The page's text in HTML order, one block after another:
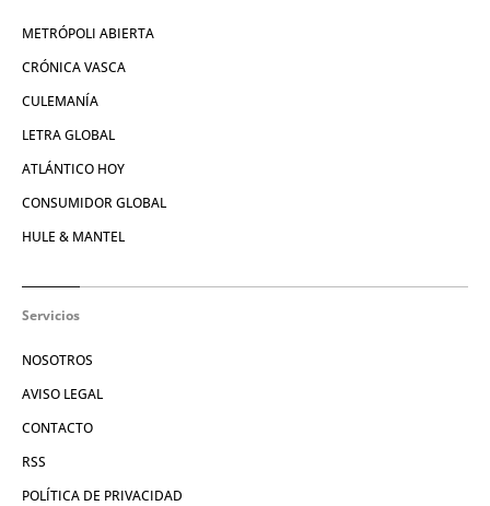
METRÓPOLI ABIERTA
CRÓNICA VASCA
CULEMANÍA
LETRA GLOBAL
ATLÁNTICO HOY
CONSUMIDOR GLOBAL
HULE & MANTEL
Servicios
NOSOTROS
AVISO LEGAL
CONTACTO
RSS
POLÍTICA DE PRIVACIDAD